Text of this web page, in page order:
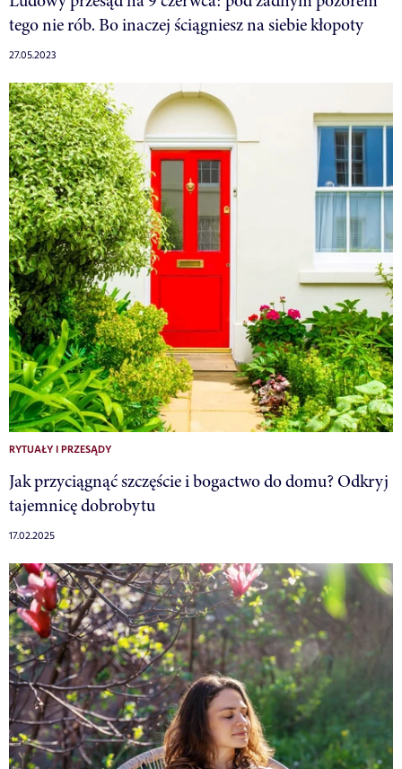
tego nie rób. Bo inaczej ściągniesz na siebie kłopoty
27.05.2023
RYTUAŁY I PRZESĄDY
Jak przyciągnąć szczęście i bogactwo do domu? Odkryj
tajemnicę dobrobytu
17.02.2025